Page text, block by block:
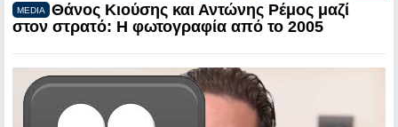
MEDIA
Θάνος Κιούσης και Αντώνης Ρέμος μαζί
στον στρατό: Η φωτογραφία από το 2005